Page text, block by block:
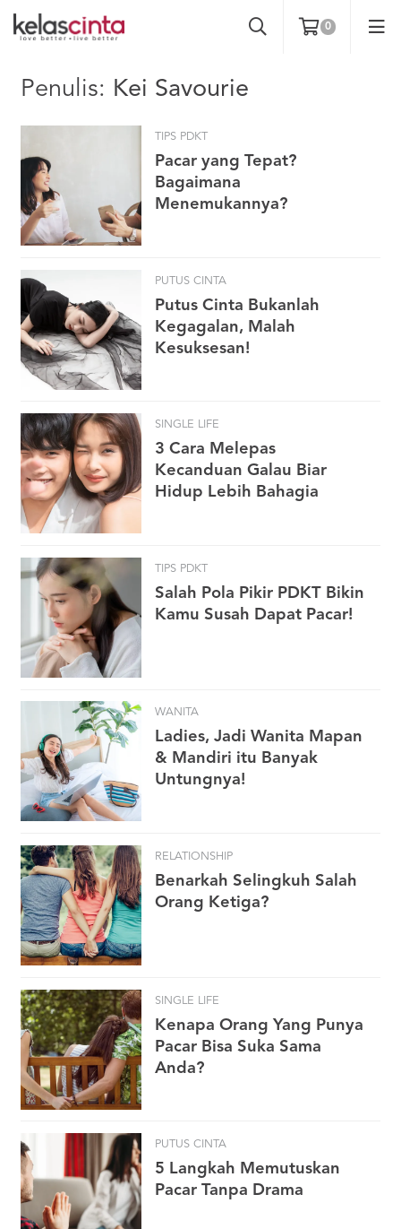
0
Penulis: Kei Savourie
TIPS PDKT
Pacar yang Tepat?
Bagaimana
Menemukannya?
PUTUS CINTA
Putus Cinta Bukanlah
Kegagalan, Malah
Kesuksesan!
SINGLE LIFE
3 Cara Melepas
Kecanduan Galau Biar
Hidup Lebih Bahagia
TIPS PDKT
Salah Pola Pikir PDKT Bikin
Kamu Susah Dapat Pacar!
WANITA
Ladies, Jadi Wanita Mapan
& Mandiri itu Banyak
Untungnya!
RELATIONSHIP
Benarkah Selingkuh Salah
Orang Ketiga?
SINGLE LIFE
Kenapa Orang Yang Punya
Pacar Bisa Suka Sama
Anda?
PUTUS CINTA
5 Langkah Memutuskan
Pacar Tanpa Drama